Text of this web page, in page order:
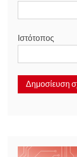
Ιστότοπος